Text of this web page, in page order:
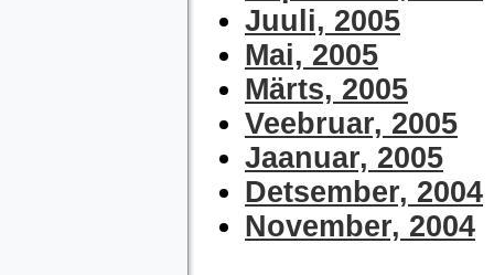
Juuli, 2005
Mai, 2005
Märts, 2005
Veebruar, 2005
Jaanuar, 2005
Detsember, 2004
November, 2004